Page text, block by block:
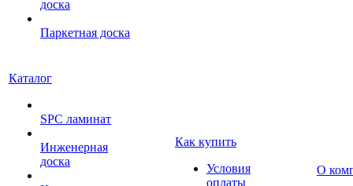
доска
Паркетная доска
Каталог
SPC ламинат
Инженерная
доска
Как купить
Условия
оплаты
О